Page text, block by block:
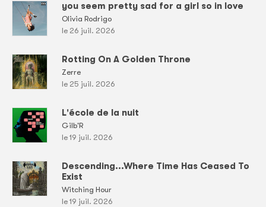
you seem pretty sad for a girl so in love
Olivia Rodrigo
le 26 juil. 2026
Rotting On A Golden Throne
Zerre
le 25 juil. 2026
L'école de la nuit
Gilb'R
le 19 juil. 2026
Descending...Where Time Has Ceased To
Exist
Witching Hour
le 19 juil. 2026